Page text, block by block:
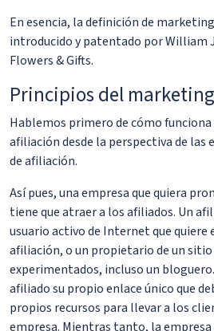
En esencia, la definición de
introducido y patentado por William
Flowers & Gifts.
Principios del
Hablemos primero de cómo
afiliación desde la perspectiva de las
de afiliación.
Así pues, una empresa que quiera
tiene que atraer a los afiliados. Un
usuario activo de Internet que quiere
afiliación, o un propietario de un
experimentados, incluso un
afiliado su propio enlace único que
propios recursos para llevar a los
empresa. Mientras tanto, la empresa